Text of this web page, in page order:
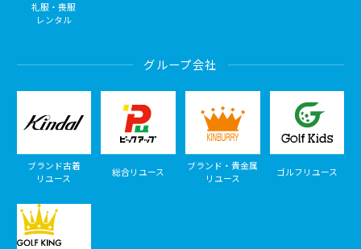
礼服・喪服
レンタル
グループ会社
ブランド古着
リユース
総合リユース
ブランド・貴金属
リユース
ゴルフリユース